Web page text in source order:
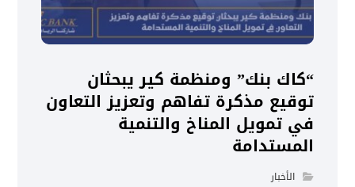
“كاك بنك” ومنظمة كير يبحثان
توقيع مذكرة تفاهم وتعزيز التعاون
في تمويل المناخ والتنمية
المستدامة
الأخبار